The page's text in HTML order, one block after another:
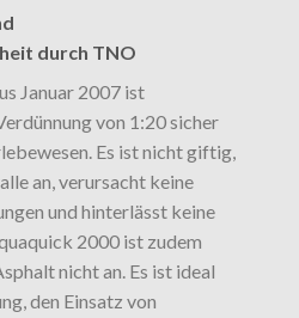
durch TNO
Januar 2007 ist
von 1:20 sicher
Es ist nicht giftig,
an, verursacht keine
und hinterlässt keine
2000 ist zudem
nicht an. Es ist ideal
den Einsatz von